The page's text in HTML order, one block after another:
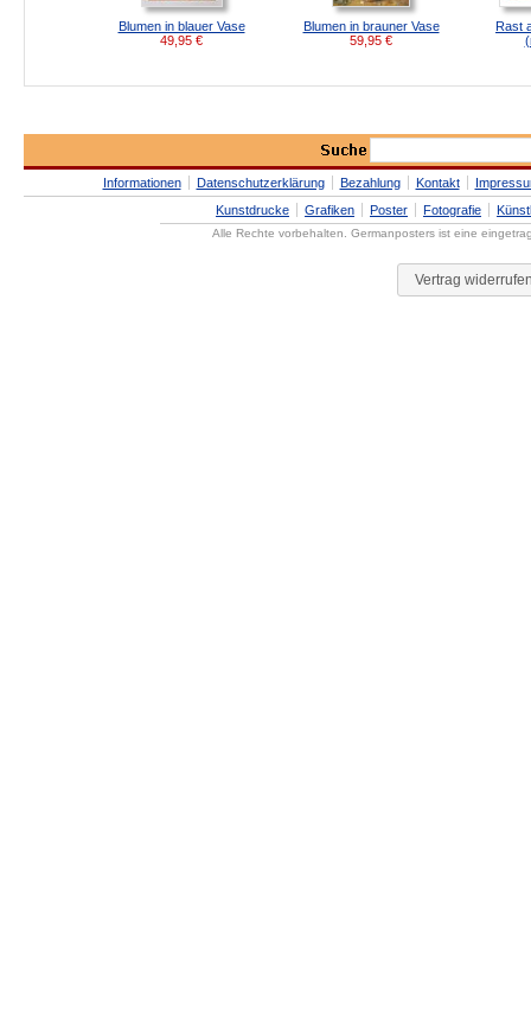
Blumen in blauer Vase
49,95 €
Blumen in brauner Vase
59,95 €
Rast
Informationen Datenschutzerklärung Bezahlung Kontakt
Kunstdrucke
Grafiken Poster Fotografie
Alle Rechte vorbehalten. Germanposters ist eine
Vertrag